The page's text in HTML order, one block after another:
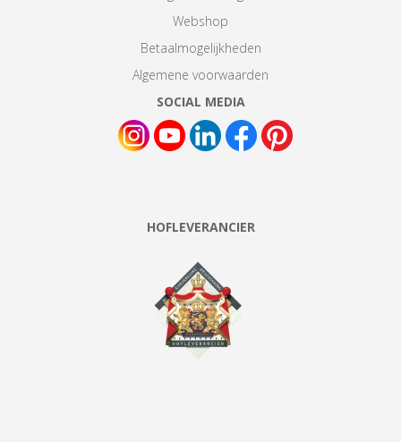
Webshop
Betaalmogelijkheden
Algemene voorwaarden
SOCIAL MEDIA
HOFLEVERANCIER